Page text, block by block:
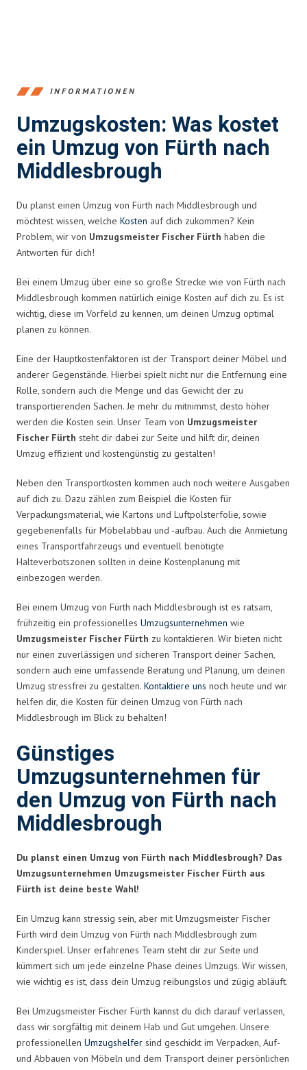
INFORMATIONEN
Umzugskosten: Was kostet
ein Umzug von Fürth nach
Middlesbrough
Du planst einen Umzug von Fürth nach Middlesbrough und
möchtest wissen, welche Kosten auf dich zukommen? Kein
Problem, wir von Umzugsmeister Fischer Fürth haben die
Antworten für dich!
Bei einem Umzug über eine so große Strecke wie von Fürth nach
Middlesbrough kommen natürlich einige Kosten auf dich zu. Es ist
wichtig, diese im Vorfeld zu kennen, um deinen Umzug optimal
planen zu können.
Eine der Hauptkostenfaktoren ist der Transport deiner Möbel und
anderer Gegenstände. Hierbei spielt nicht nur die Entfernung eine
Rolle, sondern auch die Menge und das Gewicht der zu
transportierenden Sachen. Je mehr du mitnimmst, desto höher
werden die Kosten sein. Unser Team von Umzugsmeister
Fischer Fürth steht dir dabei zur Seite und hilft dir, deinen
Umzug effizient und kostengünstig zu gestalten!
Neben den Transportkosten kommen auch noch weitere Ausgaben
auf dich zu. Dazu zählen zum Beispiel die Kosten für
Verpackungsmaterial, wie Kartons und Luftpolsterfolie, sowie
gegebenenfalls für Möbelabbau und -aufbau. Auch die Anmietung
eines Transportfahrzeugs und eventuell benötigte
Halteverbotszonen sollten in deine Kostenplanung mit
einbezogen werden.
Bei einem Umzug von Fürth nach Middlesbrough ist es ratsam,
frühzeitig ein professionelles Umzugsunternehmen wie
Umzugsmeister Fischer Fürth zu kontaktieren. Wir bieten nicht
nur einen zuverlässigen und sicheren Transport deiner Sachen,
sondern auch eine umfassende Beratung und Planung, um deinen
Umzug stressfrei zu gestalten. Kontaktiere uns noch heute und wir
helfen dir, die Kosten für deinen Umzug von Fürth nach
Middlesbrough im Blick zu behalten!
Günstiges
Umzugsunternehmen für
den Umzug von Fürth nach
Middlesbrough
Du planst einen Umzug von Fürth nach Middlesbrough? Das
Umzugsunternehmen Umzugsmeister Fischer Fürth aus
Fürth ist deine beste Wahl!
Ein Umzug kann stressig sein, aber mit Umzugsmeister Fischer
Fürth wird dein Umzug von Fürth nach Middlesbrough zum
Kinderspiel. Unser erfahrenes Team steht dir zur Seite und
kümmert sich um jede einzelne Phase deines Umzugs. Wir wissen,
wie wichtig es ist, dass dein Umzug reibungslos und zügig abläuft.
Bei Umzugsmeister Fischer Fürth kannst du dich darauf verlassen,
dass wir sorgfältig mit deinem Hab und Gut umgehen. Unsere
professionellen Umzugshelfer sind geschickt im Verpacken, Auf-
und Abbauen von Möbeln und dem Transport deiner persönlichen